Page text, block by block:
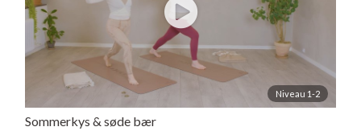
Niveau 1-2
Sommerkys & søde bær